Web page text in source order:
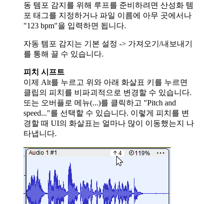
동 템포 감지를 위해 루프를 준비하려면 산성화 템
포 태그를 지정하거나 파일 이름에 아무 곳에서나
"123 bpm"을 입력하면 됩니다.
자동 템포 감지는 기본 설정 -> 가져오기/내보내기
를 통해 끌 수 있습니다.
피치 시프트
이제 Alt를 누르고 위와 아래 화살표 키를 누르면
클립의 피치를 비파괴적으로 변경할 수 있습니다.
또는 오버플로 메뉴(...)를 클릭하고 "Pitch and
speed..."를 선택할 수 있습니다. 이렇게 피치를 변
경할 때 UI의 화살표는 얼마나 많이 이동했는지 나
타냅니다.